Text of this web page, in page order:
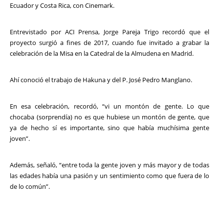
Ecuador y Costa Rica, con Cinemark.
Entrevistado por ACI Prensa, Jorge Pareja Trigo recordó que el
proyecto surgió a fines de 2017, cuando fue invitado a grabar la
celebración de la Misa en la Catedral de la Almudena en Madrid.
Ahí conoció el trabajo de Hakuna y del P. José Pedro Manglano.
En esa celebración, recordó, “vi un montón de gente. Lo que
chocaba (sorprendía) no es que hubiese un montón de gente, que
ya de hecho sí es importante, sino que había muchísima gente
joven”.
Además, señaló, “entre toda la gente joven y más mayor y de todas
las edades había una pasión y un sentimiento como que fuera de lo
de lo común”.